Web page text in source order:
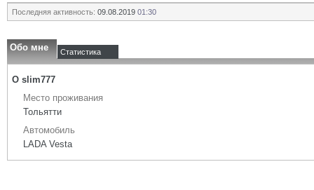
Последняя активность: 09.08.2019 01:30
Обо мне Статистика
О slim777
Место проживания
Тольятти
Автомобиль
LADA Vesta